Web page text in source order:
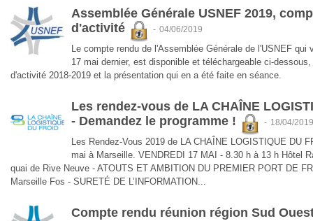
Assemblée Générale USNEF 2019,
d'activité
- 04/06/2019
Le compte rendu de l'Assemblée Générale de l'USNEF
17 mai dernier, est disponible et téléchargeable ci-
d'activité 2018-2019 et la présentation qui en a été faite en séance.
Les rendez-vous de LA CHAÎNE
- Demandez le programme !
- 18/04/
Les Rendez-Vous 2019 de LA CHAÎNE LOGISTIQUE DU
mai à Marseille. VENDREDI 17 MAI - 8.30 h à 13 h Hôtel
quai de Rive Neuve - ATOUTS ET AMBITION DU PREMIER PORT DE
Marseille Fos - SURETÉ DE L’INFORMATION...
Compte rendu réunion région Sud